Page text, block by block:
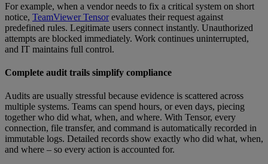
For example, when a vendor needs to fix a critical system on short
notice, TeamViewer Tensorevaluates their request against
predefined rules. Legitimate users connect instantly. Unauthorized
attempts are blocked immediately. Work continues uninterrupted,
and IT maintains full control.
Complete audit trails simplify compliance
Audits are usually stressful because evidence is scattered across
multiple systems. Teams can spend hours, or even days, piecing
together who did what, when, and where. With Tensor, every
connection, file transfer, and command is automatically recorded in
immutable logs. Detailed records show exactly who did what, when,
and where – so every action is accounted for.